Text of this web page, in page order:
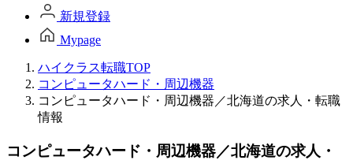
新規登録
Mypage
ハイクラス転職TOP
コンピュータハード・周辺機器
コンピュータハード・周辺機器／北海道の求人・転職
情報
コンピュータハード・周辺機器／北海道の求人・